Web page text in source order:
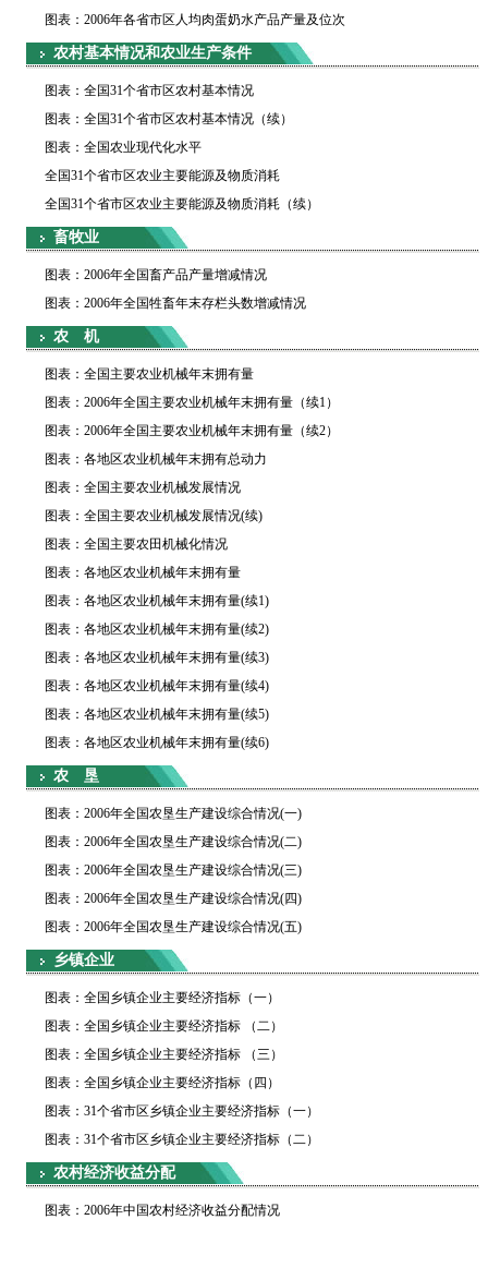
图表：2006年各省市区人均肉蛋奶水产品产量及位次
农村基本情况和农业生产条件
图表：全国31个省市区农村基本情况
图表：全国31个省市区农村基本情况（续）
图表：全国农业现代化水平
全国31个省市区农业主要能源及物质消耗
全国31个省市区农业主要能源及物质消耗（续）
畜牧业
图表：2006年全国畜产品产量增减情况
图表：2006年全国牲畜年末存栏头数增减情况
农 机
图表：全国主要农业机械年末拥有量
图表：2006年全国主要农业机械年末拥有量（续1）
图表：2006年全国主要农业机械年末拥有量（续2）
图表：各地区农业机械年末拥有总动力
图表：全国主要农业机械发展情况
图表：全国主要农业机械发展情况(续)
图表：全国主要农田机械化情况
图表：各地区农业机械年末拥有量
图表：各地区农业机械年末拥有量(续1)
图表：各地区农业机械年末拥有量(续2)
图表：各地区农业机械年末拥有量(续3)
图表：各地区农业机械年末拥有量(续4)
图表：各地区农业机械年末拥有量(续5)
图表：各地区农业机械年末拥有量(续6)
农 垦
图表：2006年全国农垦生产建设综合情况(一)
图表：2006年全国农垦生产建设综合情况(二)
图表：2006年全国农垦生产建设综合情况(三)
图表：2006年全国农垦生产建设综合情况(四)
图表：2006年全国农垦生产建设综合情况(五)
乡镇企业
图表：全国乡镇企业主要经济指标（一）
图表：全国乡镇企业主要经济指标 （二）
图表：全国乡镇企业主要经济指标 （三）
图表：全国乡镇企业主要经济指标（四）
图表：31个省市区乡镇企业主要经济指标（一）
图表：31个省市区乡镇企业主要经济指标（二）
农村经济收益分配
图表：2006年中国农村经济收益分配情况